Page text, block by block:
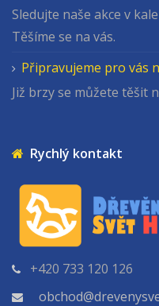
Sledujte naše akce v
Těšíme se na vás.
Připravujeme pro vás
Již brzy se můžete těšit
Rychlý kontakt
+420 733 120 126